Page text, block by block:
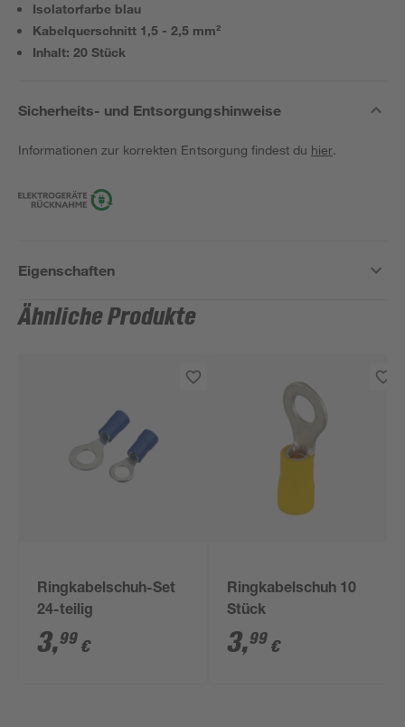
Isolatorfarbe blau
Kabelquerschnitt 1,5 - 2,5 mm²
Inhalt: 20 Stück
Sicherheits- und Entsorgungshinweise
Informationen zur korrekten Entsorgung findest du hier.
Eigenschaften
Ähnliche Produkte
Ringkabelschuh-Set
24-teilig
3,99 €
Ringkabelschuh 10
Stück
3,99 €